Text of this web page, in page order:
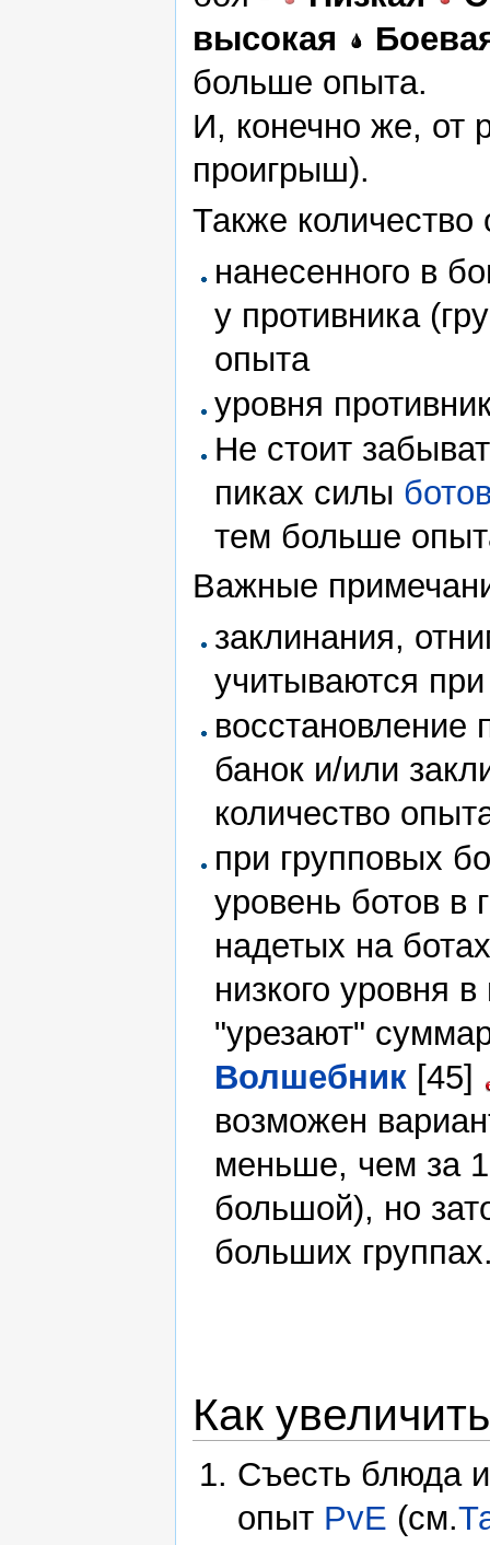
высокая
больше опыта.
И, конечно же, от
проигрыш).
Также количество
нанесенного в
у противника
опыта
уровня
Не стоит
пиках силы
тем больше
Важные
заклинания,
учитываются
банок и/или
количество
при групповых
уровень ботов в
надетых на
низкого уровня
"урезают"
Волшебник [45]
возможен
меньше, чем за
большой), но
больших
Как
Съесть блюда
опыт PvE (см.